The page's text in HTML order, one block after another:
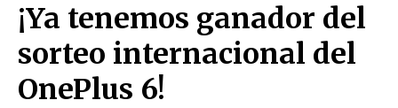
¡Ya tenemos ganador del
sorteo internacional del
OnePlus 6!